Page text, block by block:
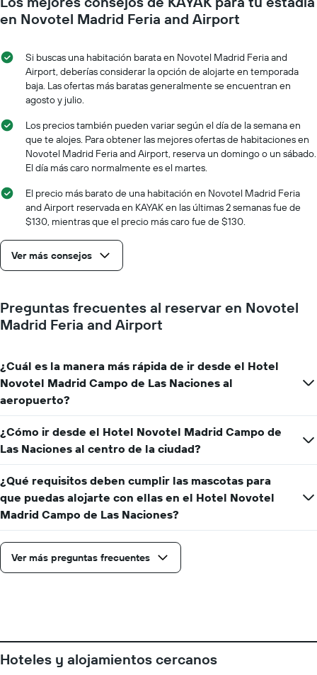
eje
Y
el
precio
promedio
de
habitación
se
fecha
de
estadía
gráfico
muestra
eje
que
indica
de
días
que
la
estadía
muestra
1
Y
que
indica
el
promedio
de
una
habitación
en Novotel Madrid Feria and Airport
Si buscas una habitación barata en Novotel Madrid Feria and
Airport, deberías considerar la opción de alojarte en temporada
baja. Las ofertas más baratas generalmente se encuentran en
agosto y julio.
Los precios también pueden variar según el día de la semana en
que te alojes. Para obtener las mejores ofertas de habitaciones en
Novotel Madrid Feria and Airport, reserva un domingo o un sábado.
El día más caro normalmente es el martes.
El precio más barato de una habitación en Novotel Madrid Feria
and Airport reservada en KAYAK en las últimas 2 semanas fue de
$130, mientras que el precio más caro fue de $130.
Ver más consejos
Preguntas frecuentes al reservar en Novotel
Madrid Feria and Airport
¿Cuál es la manera más rápida de ir desde el Hotel
Novotel Madrid Campo de Las Naciones al
aeropuerto?
¿Cómo ir desde el Hotel Novotel Madrid Campo de
Las Naciones al centro de la ciudad?
¿Qué requisitos deben cumplir las mascotas para
que puedas alojarte con ellas en el Hotel Novotel
Madrid Campo de Las Naciones?
Ver más preguntas frecuentes
Hoteles y alojamientos cercanos